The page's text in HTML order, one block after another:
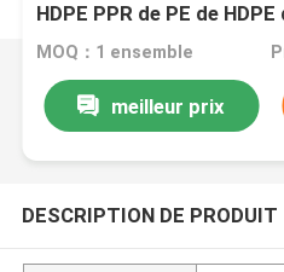
HDPE PPR de PE de
automatique d'extrusion
MOQ：1 ensemble
meilleur prix
DESCRIPTION DE PRODUIT